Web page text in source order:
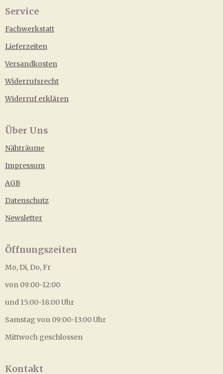
Service
Fachwerkstatt
Lieferzeiten
Versandkosten
Widerrufsrecht
Widerruf erklären
Über Uns
Nähträume
Impressum
AGB
Datenschutz
Newsletter
Öffnungszeiten
Mo, Di, Do, Fr
von 09:00-12:00
und 15:00-18:00 Uhr
Samstag von 09:00-13:00 Uhr
Mittwoch geschlossen
Kontakt